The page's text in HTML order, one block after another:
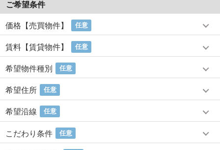
ご希望条件
価格【売買物件】 任意
賃料【賃貸物件】 任意
希望物件種別 任意
希望住所 任意
希望沿線 任意
こだわり条件 任意